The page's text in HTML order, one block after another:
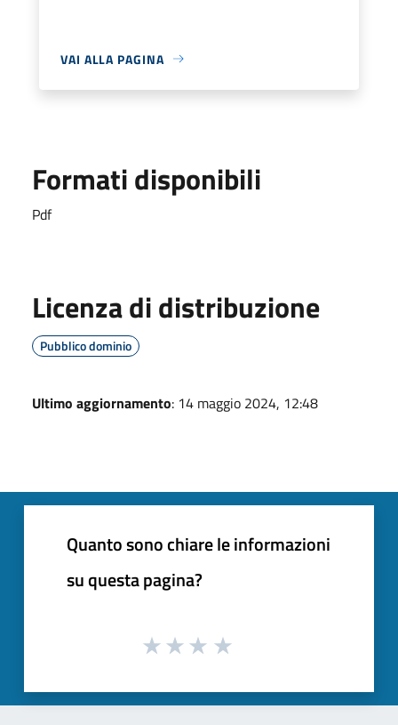
VAI ALLA PAGINA
Formati disponibili
Pdf
Licenza di distribuzione
Pubblico dominio
Ultimo aggiornamento: 14 maggio 2024, 12:48
Quanto sono chiare le informazioni
su questa pagina?